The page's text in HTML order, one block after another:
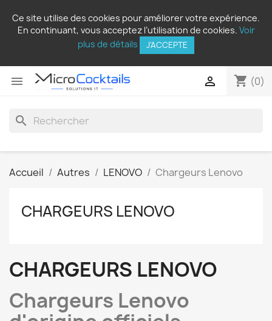
Ce site utilise des cookies pour améliorer votre expérience.
En continuant, vous acceptez l’utilisation de cookies. Voir
plus de détails
J'ACCEPTE
 shopping_cart (0)

search
Accueil Autres LENOVO Chargeurs Lenovo
CHARGEURS LENOVO
CHARGEURS LENOVO
Chargeurs Lenovo